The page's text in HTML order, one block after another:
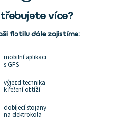
více?
flotilu dále zajistíme:
mobilní aplikaci
s GPS
výjezd technika
k řešení obtíží
dobíjecí stojany
na elektrokola